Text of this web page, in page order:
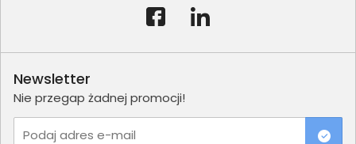
Newsletter
Nie przegap żadnej promocji!
Podaj adres e-mail